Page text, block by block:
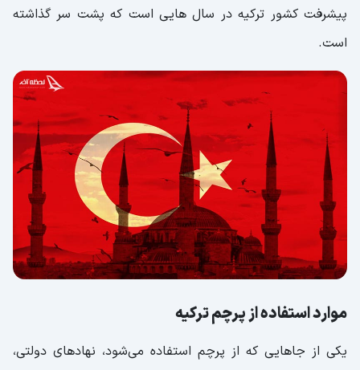
پیشرفت کشور ترکیه در سال هایی است که پشت سر گذاشته
است.
موارد استفاده از پرچم ترکیه
یکی از جاهایی که از پرچم استفاده می‌شود، نهادهای دولتی،